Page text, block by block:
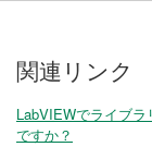
関連リンク
LabVIEWでライブ
ですか？